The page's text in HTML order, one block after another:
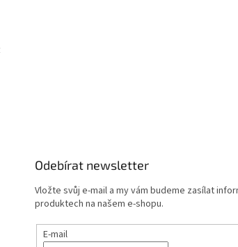
Odebírat newsletter
Vložte svůj e-mail a my vám budeme zasílat
produktech na našem e-shopu.
E-mail